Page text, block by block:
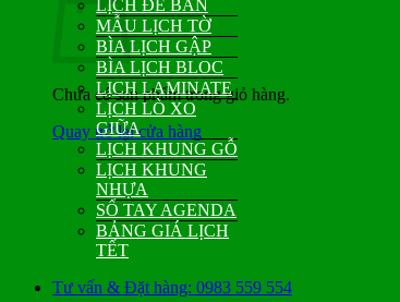
Chưa có sản phẩm trong giỏ hàng.
Quay trở lại cửa hàng
LỊCH ĐỂ BÀN
MẪU LỊCH TỜ
BÌA LỊCH GẬP
BÌA LỊCH BLOC
LỊCH LAMINATE
LỊCH LÒ XO
GIỮA
LỊCH KHUNG GỖ
LỊCH KHUNG
NHỰA
SỔ TAY AGENDA
BẢNG GIÁ LỊCH
TẾT
Tư vấn & Đặt hàng: 0983 559 554